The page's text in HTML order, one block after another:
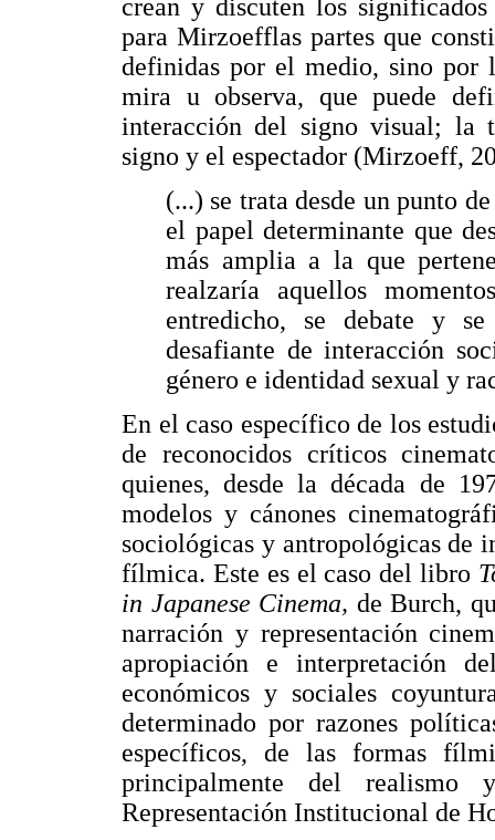
crean y discuten los
para Mirzoefflas partes que
definidas por el medio, sino por
mira u observa, que puede
interacción del signo visual; la
signo y el espectador (Mirzoeff,
(...) se trata desde un punto
el papel determinante que
más amplia a la que
realzaría aquellos
entredicho, se debate y
desafiante de interacción
género e identidad sexual y
En el caso específico de los
de reconocidos críticos
quienes, desde la década de
modelos y cánones
sociológicas y antropológicas de
fílmica. Este es el caso del libro
in Japanese Cinema, de Burch,
narración y representación
apropiación e interpretación
económicos y sociales
determinado por razones
específicos, de las formas
principalmente del
Representación Institucional de